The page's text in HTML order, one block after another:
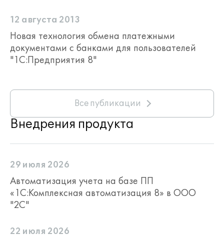
12 августа 2013
Новая технология обмена платежными
документами с банками для пользователей
"1С:Предприятия 8"
Все публикации
Внедрения продукта
29 июля 2026
Автоматизация учета на базе ПП
«1С:Комплексная автоматизация 8» в ООО
"2С"
22 июля 2026